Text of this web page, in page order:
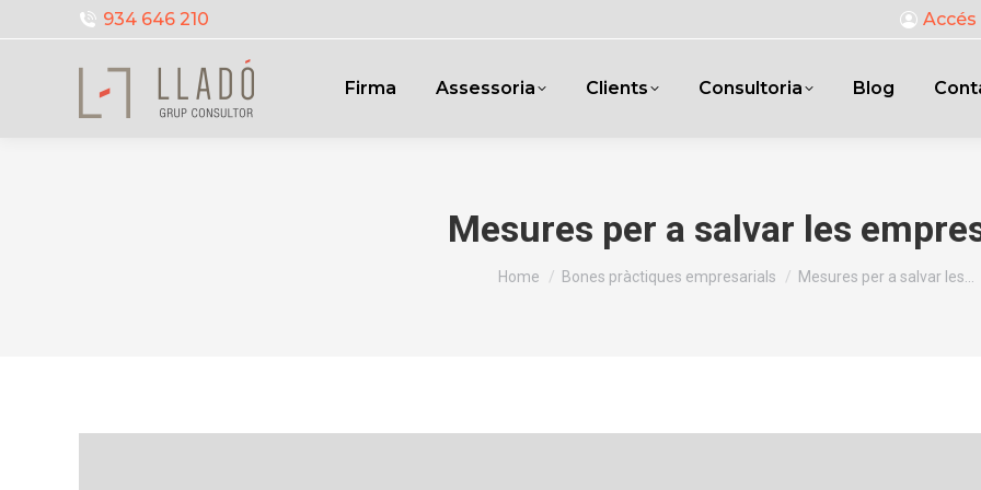
934 646 210
Firma Assessoria Clients Consultoria Blog
Mesures per a salvar les
You are here:
Home Bones pràctiques empresarials Mesures per a salvar les…